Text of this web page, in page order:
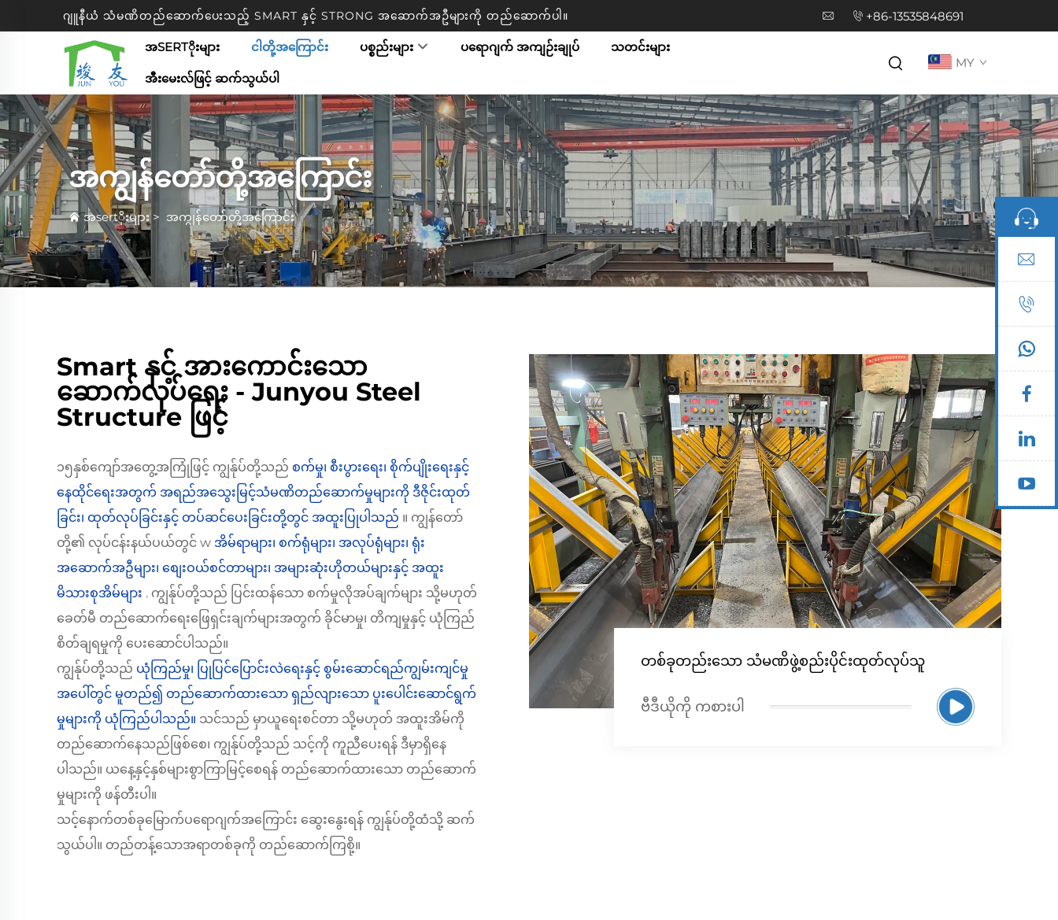
ဂျူနီယံ သံမဏိတည်ဆောက်ပေးသည့် SMART နှင့် STRONG အဆောက်အဦများကို တည်ဆောက်ပါ။ +86-13535848691
အSERTိုးများ ငါတို့အကြောင်း ပစ္စည်းများ ပရောဂျက် အကျဉ်းချုပ် သတင်းများ
အီးမေးလ်ဖြင့် ဆက်သွယ်ပါ
MY
အကျွန်တော်တို့အကြောင်း
အsertိုးများ > အကျွန်တော်တို့အကြောင်း
Smart နှင့် အားကောင်းသော
ဆောက်လုပ်ရေး - Junyou Steel
Structure ဖြင့်
၁၅နှစ်ကျော်အတွေ့အကြုံဖြင့် ကျွန်ုပ်တို့သည် စက်မှု၊ စီးပွားရေး၊ စိုက်ပျိုးရေးနှင့်
နေထိုင်ရေးအတွက် အရည်အသွေးမြင့်သံမဏိတည်ဆောက်မှုများကို ဒီဇိုင်းထုတ်
ခြင်း၊ ထုတ်လုပ်ခြင်းနှင့် တပ်ဆင်ပေးခြင်းတို့တွင် အထူးပြုပါသည် ။ ကျွန်တော်
တို့၏ လုပ်ငန်းနယ်ပယ်တွင် w အိမ်ရာများ၊ စက်ရုံများ၊ အလုပ်ရုံများ၊ ရုံး
အဆောက်အဦများ၊ စျေးဝယ်စင်တာများ၊ အများဆုံးဟိုတယ်များနှင့် အထူး
မိသားစုအိမ်များ . ကျွန်ုပ်တို့သည် ပြင်းထန်သော စက်မှုလိုအပ်ချက်များ သို့မဟုတ်
ခေတ်မီ တည်ဆောက်ရေးဖြေရှင်းချက်များအတွက် ခိုင်မာမှု၊ တိကျမှုနှင့် ယုံကြည်
စိတ်ချရမှုကို ပေးဆောင်ပါသည်။
ကျွန်ုပ်တို့သည် ယုံကြည်မှု၊ ပြုပြင်ပြောင်းလဲရေးနှင့် စွမ်းဆောင်ရည်ကျွမ်းကျင်မှု
အပေါ်တွင် မူတည်၍ တည်ဆောက်ထားသော ရှည်လျားသော ပူးပေါင်းဆောင်ရွက်
မှုများကို ယုံကြည်ပါသည်။ သင်သည် မှာယူရေးစင်တာ သို့မဟုတ် အထူးအိမ်ကို
တည်ဆောက်နေသည်ဖြစ်စေ၊ ကျွန်ုပ်တို့သည် သင့်ကို ကူညီပေးရန် ဒီမှာရှိနေ
ပါသည်။ ယနေ့နှင့်နှစ်များစွာကြာမြင့်စေရန် တည်ဆောက်ထားသော တည်ဆောက်
မှုများကို ဖန်တီးပါ။
သင့်နောက်တစ်ခုမြောက်ပရောဂျက်အကြောင်း ဆွေးနွေးရန် ကျွန်ုပ်တို့ထံသို့ ဆက်
သွယ်ပါ။ တည်တန့်သောအရာတစ်ခုကို တည်ဆောက်ကြစို့။
တစ်ခုတည်းသော သံမဏိဖွဲ့စည်းပိုင်းထုတ်လုပ်သူ
ဗီဒီယိုကို ကစားပါ